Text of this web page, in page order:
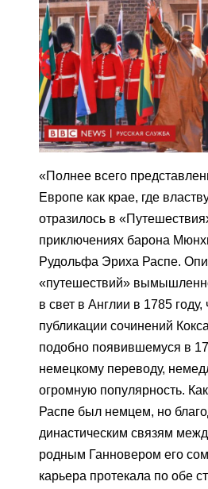
«Полнее всего
Европе как крае, где
отразилось в
приключениях барона
Рудольфа Эриха Распе.
«путешествий»
в свет в Англии в 1785 году,
публикации сочинений
подобно появившемуся в
немецкому переводу,
огромную популярность.
Распе был немцем, но
династическим связям
родным Ганновером его
карьера протекала по обе